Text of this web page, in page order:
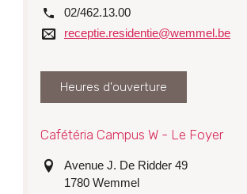
tél.
02/462.13.00
Courrielreceptie.residentie@wemmel.be
Heures d'ouverture
Cafétéria Campus W - Le Foyer
adresseAvenue J. De Ridder 49
1780 Wemmel